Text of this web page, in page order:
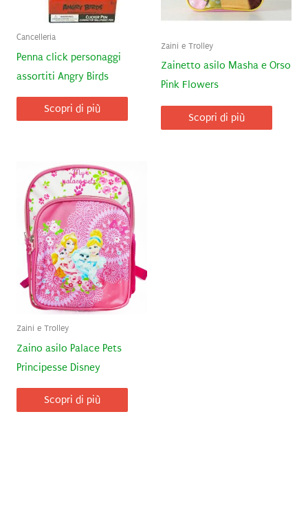
Cancelleria
Penna click personaggi
assortiti Angry Birds
Scopri di più
Zaini e Trolley
Zainetto asilo Masha e Orso
Pink Flowers
Scopri di più
Zaini e Trolley
Zaino asilo Palace Pets
Principesse Disney
Scopri di più